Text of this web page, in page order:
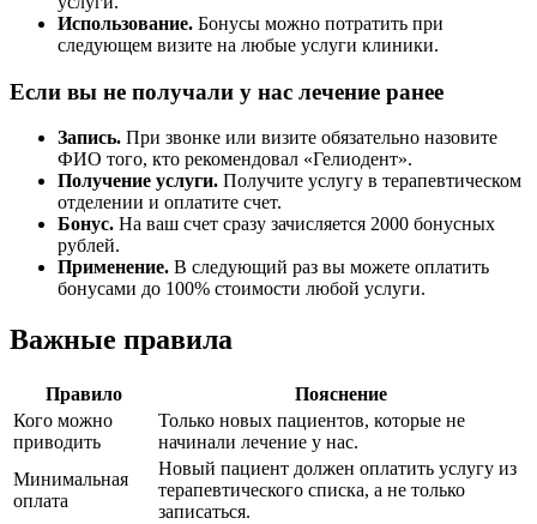
Использование. Бонусы можно потратить при
следующем визите на любые услуги клиники.
Если вы не получали у нас лечение ранее
Запись. При звонке или визите обязательно назовите
ФИО того, кто рекомендовал «Гелиодент».
Получение услуги. Получите услугу в терапевтическом
отделении и оплатите счет.
Бонус. На ваш счет сразу зачисляется 2000 бонусных
рублей.
Применение. В следующий раз вы можете оплатить
бонусами до 100% стоимости любой услуги.
Важные правила
Правило
Пояснение
Кого можно
приводить
Только новых пациентов, которые не
начинали лечение у нас.
Минимальная
оплата
Новый пациент должен оплатить услугу из
терапевтического списка, а не только
записаться.